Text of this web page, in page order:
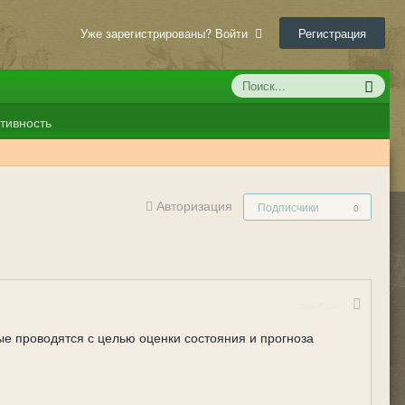
Уже зарегистрированы? Войти Регистрация
Авторизация Подписчики 0
проводятся с целью оценки состояния и прогноза